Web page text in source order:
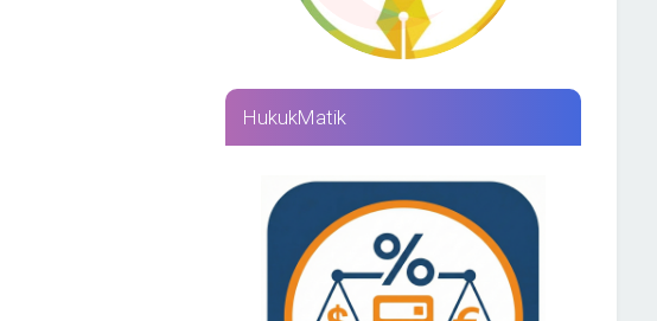
HukukMatik